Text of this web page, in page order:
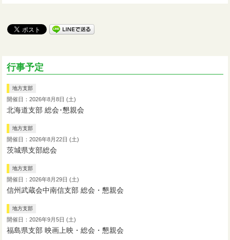
行事予定
地方支部
開催日：2026年8月8日 (土)
北海道支部 総会･懇親会
地方支部
開催日：2026年8月22日 (土)
茨城県支部総会
地方支部
開催日：2026年8月29日 (土)
信州武蔵会中南信支部 総会・懇親会
地方支部
開催日：2026年9月5日 (土)
福島県支部 映画上映・総会・懇親会